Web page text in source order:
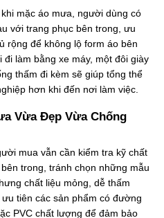
mặc áo mưa, người dùng có
với trang phục bên trong, ưu
rộng để không lộ form áo bên
làm bằng xe máy, một đôi giày
thấm đi kèm sẽ giúp tổng thể
hơn khi đến nơi làm việc.
Vừa Đẹp Vừa Chống
mua vẫn cần kiểm tra kỹ chất
trong, tránh chọn những mẫu
chất liệu mỏng, dễ thấm
tiên các sản phẩm có đường
PVC chất lượng để đảm bảo